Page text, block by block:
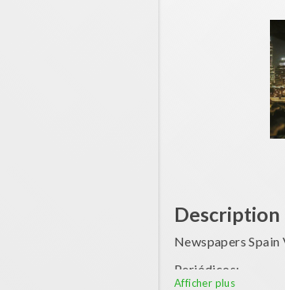
Description
Newspapers
Periódicos:
Afficher plus